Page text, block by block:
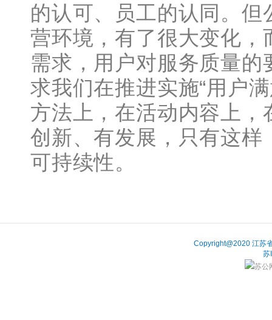
的认可、员工的认同。
营环境，有了很大变化
需求，用户对服务质量
求我们在推进实施“用户
方法上，在活动内容上
创新、有发展，只有这
可持续性。
Copyright@2020 江苏
苏
苏公